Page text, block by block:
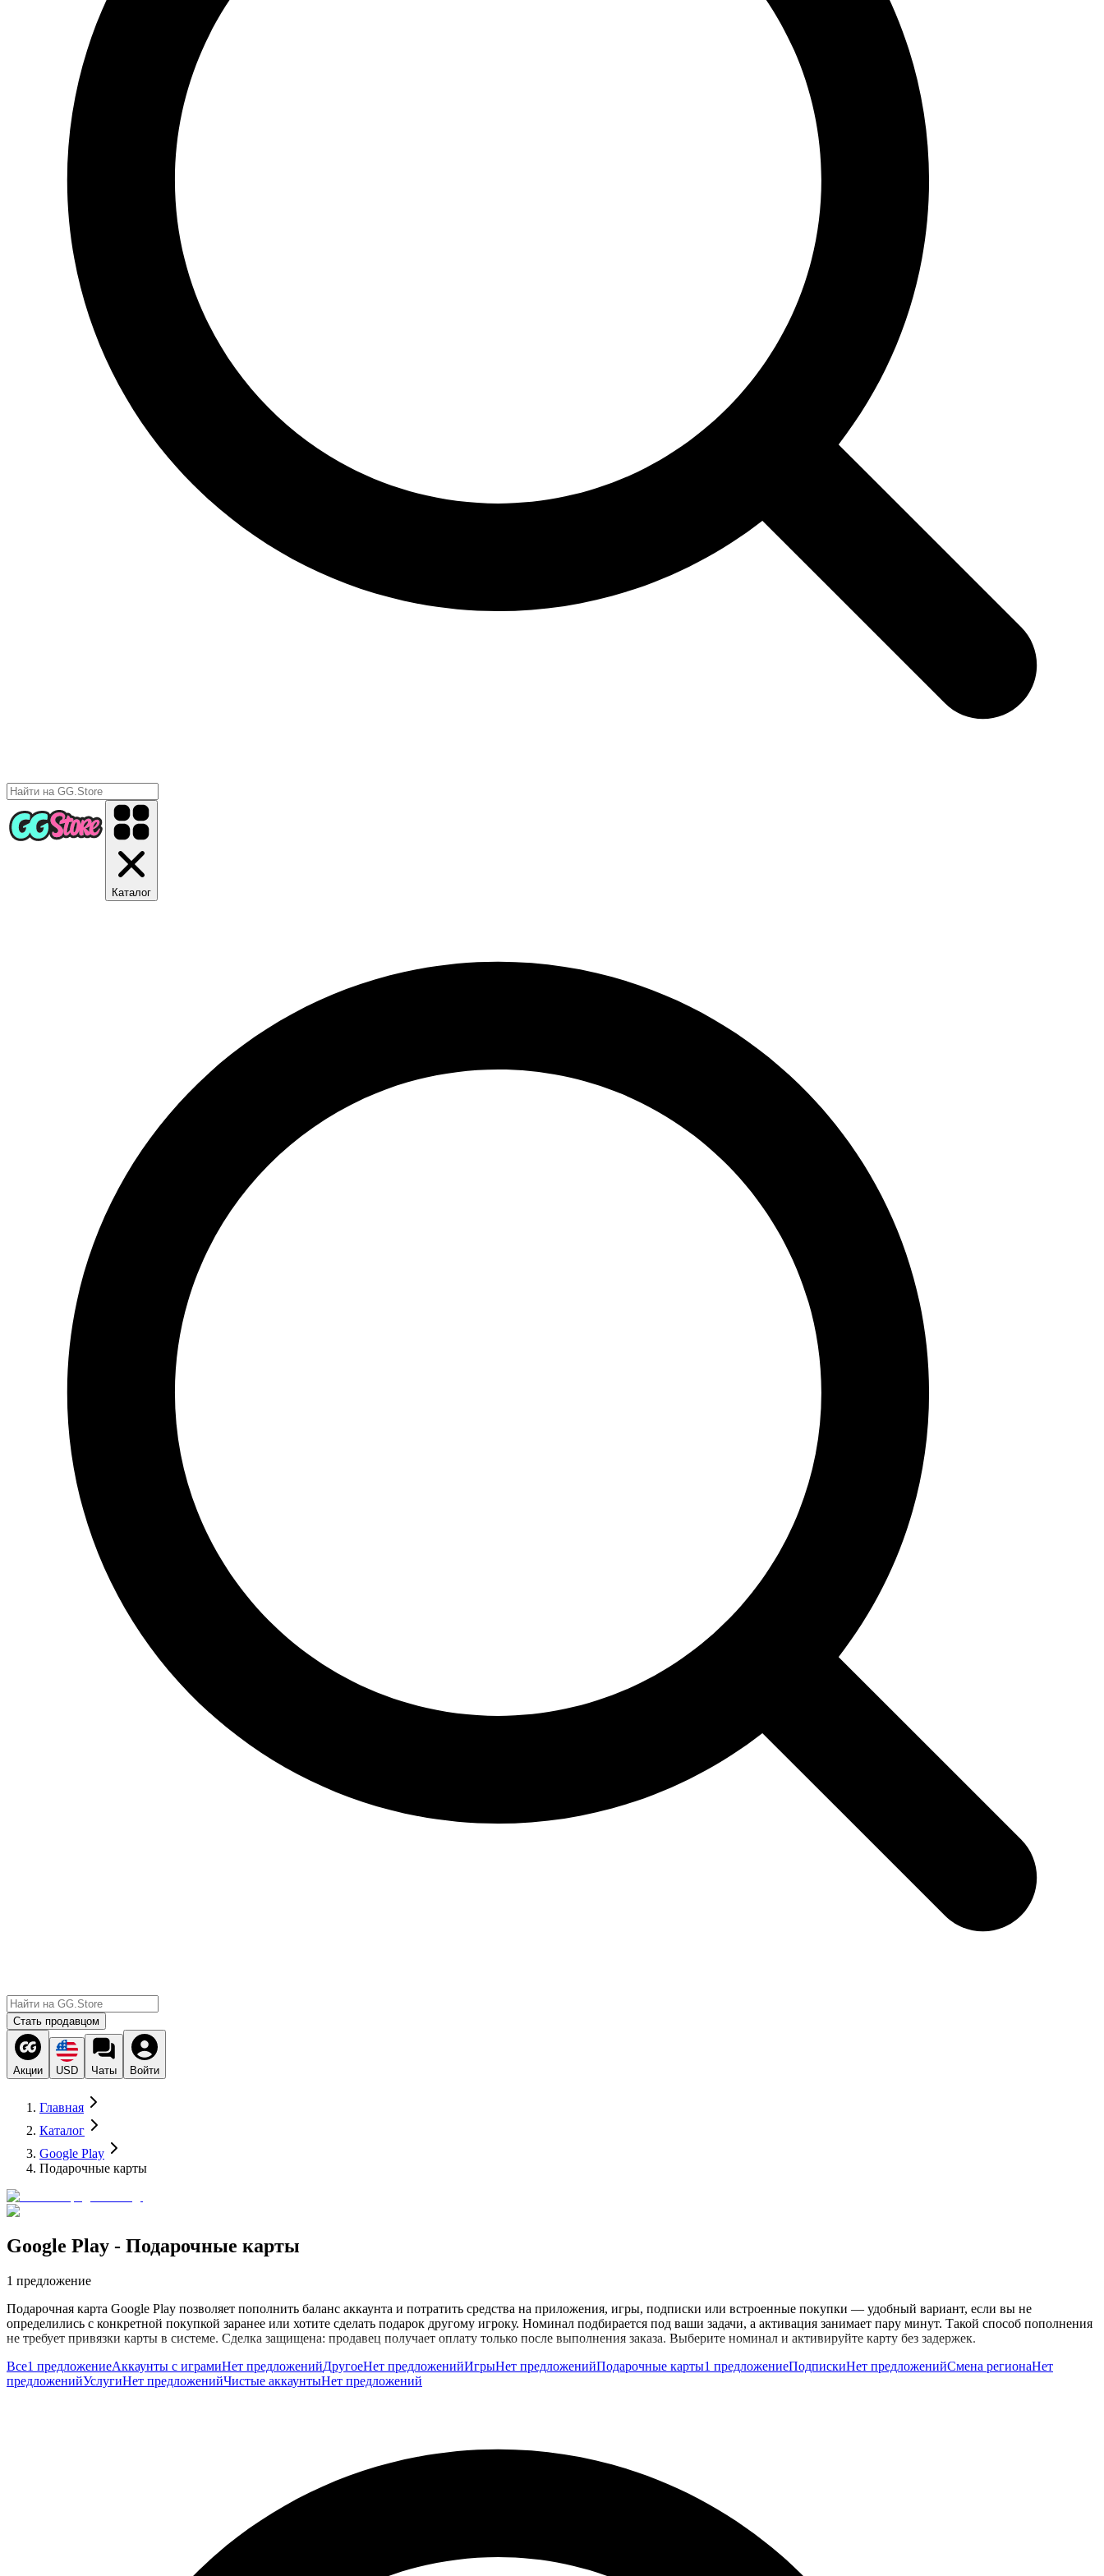
Каталог
Стать продавцом
Акции USD Чаты Войти
Главная
Каталог
Google Play
Подарочные карты
Google Play - Подарочные карты
1 предложение
Подарочная карта Google Play позволяет пополнить баланс аккаунта и потратить средства на приложения, игры, подписки или встроенные покупки — удобный вариант, если вы не
определились с конкретной покупкой заранее или хотите сделать подарок другому игроку. Номинал подбирается под ваши задачи, а активация занимает пару минут. Такой способ пополнения
не требует привязки карты в системе. Сделка защищена: продавец получает оплату только после выполнения заказа. Выберите номинал и активируйте карту без задержек.
Все1 предложениеАккаунты с играмиНет предложенийДругоеНет предложенийИгрыНет предложенийПодарочные карты1 предложениеПодпискиНет предложенийСмена регионаНет
предложенийУслугиНет предложенийЧистые аккаунтыНет предложений